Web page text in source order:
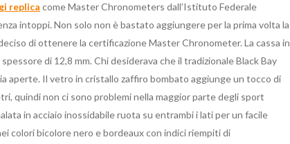
replica come Master Chronometers dall’Istituto Federale
intoppi. Non solo non è bastato aggiungere per la prima volta la
di ottenere la certificazione Master Chronometer. La cassa in
di 12,8 mm. Chi desiderava che il tradizionale Black Bay
aperte. Il vetro in cristallo zaffiro bombato aggiunge un tocco di
quindi non ci sono problemi nella maggior parte degli sport
in acciaio inossidabile ruota su entrambi i lati per un facile
colori bicolore nero e bordeaux con indici riempiti di